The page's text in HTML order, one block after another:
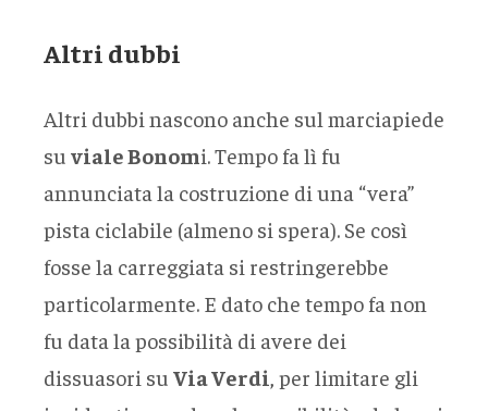
Altri dubbi
Altri dubbi nascono anche sul marciapiede
su viale Bonomi. Tempo fa lì fu
annunciata la costruzione di una “vera”
pista ciclabile (almeno si spera). Se così
fosse la carreggiata si restringerebbe
particolarmente. E dato che tempo fa non
fu data la possibilità di avere dei
dissuasori su Via Verdi, per limitare gli